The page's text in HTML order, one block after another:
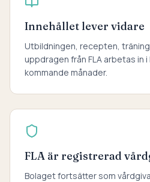
Innehållet lever vidare
Utbildningen, recepten,
uppdragen från FLA arbetas in
kommande månader.
FLA är registrerad
Bolaget fortsätter som